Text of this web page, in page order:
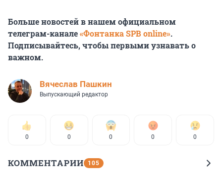
Больше новостей в нашем официальном
телеграм-канале«Фонтанка SPB online».
Подписывайтесь, чтобы первыми узнавать о
важном.
Вячеслав Пашкин
Выпускающий редактор
0 0 0 0 0
КОММЕНТАРИИ 105